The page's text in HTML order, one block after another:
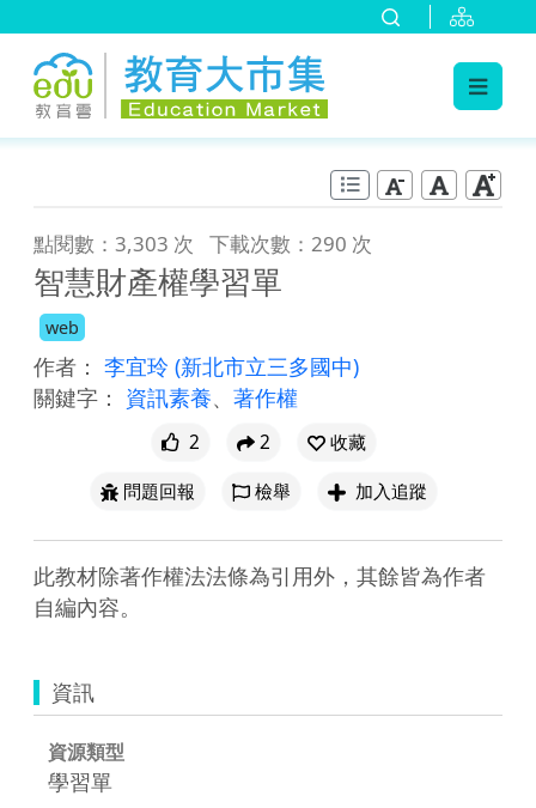
點閱數：3,303 次 下載次數：290 次
智慧財產權學習單
web
作者： 李宜玲 (新北市立三多國中)
關鍵字： 資訊素養、 著作權
2 2
收藏
問題回報
檢舉 加入追蹤
此教材除著作權法法條為引用外，其餘皆為作者
自編內容。
資訊
資源類型
學習單